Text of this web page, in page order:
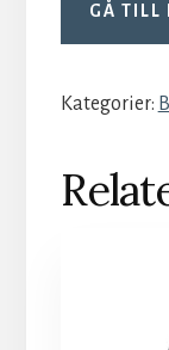
GÅ TILL
Kategorier: